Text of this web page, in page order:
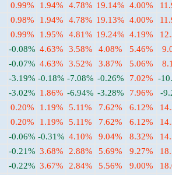
0.99% 1.94% 4.78% 19.14% 4.00%
0.98% 1.94% 4.78% 19.13% 4.00%
0.99% 1.95% 4.81% 19.24% 4.19%
-0.08% 4.63% 3.58% 4.08% 5.46%
-0.07% 4.63% 3.52% 3.87% 5.06%
-3.19% -0.18% -7.08% -0.26% 7.02% -
-3.02% 1.86% -6.94% -3.28% 7.96%
-
0.20% 1.19% 5.11% 7.62% 6.12%
0.20% 1.19% 5.11% 7.62% 6.12%
-0.06% -0.31% 4.10% 9.04% 8.32%
-0.21% 3.68% 2.88% 5.69% 9.27%
-0.22% 3.67% 2.84% 5.56% 9.00%